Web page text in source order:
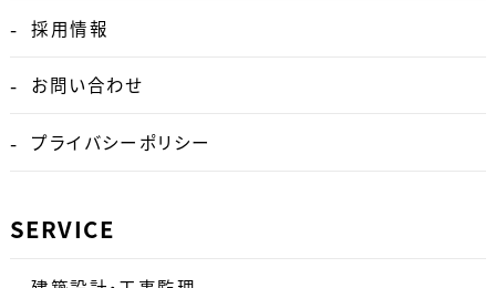
採用情報
お問い合わせ
プライバシーポリシー
SERVICE